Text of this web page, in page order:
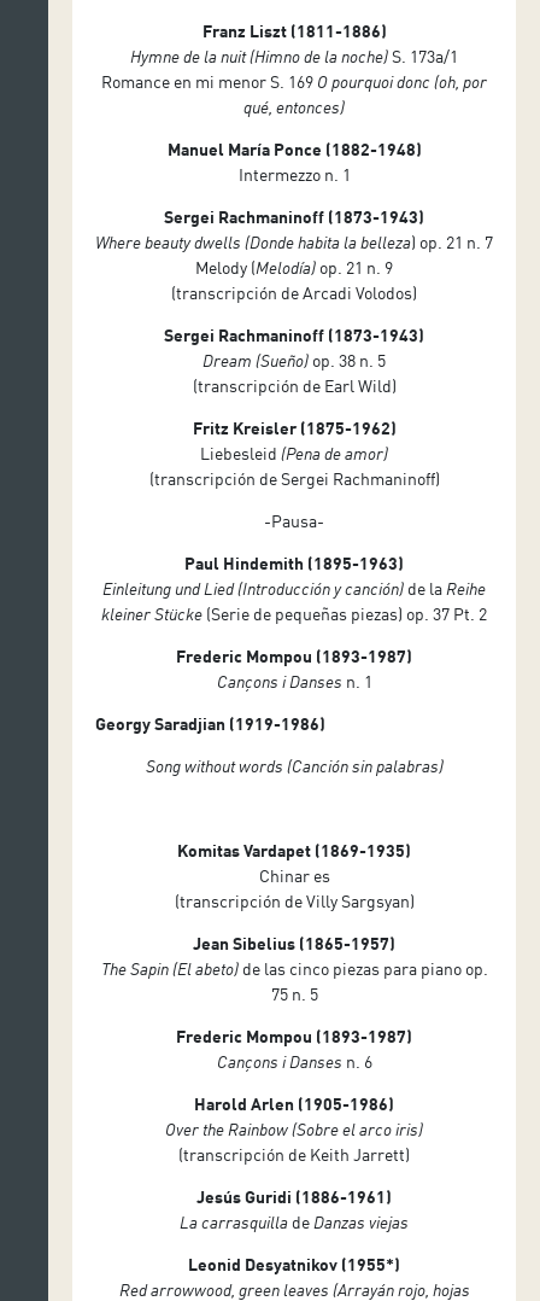
Franz Liszt (1811-1886)
Hymne de la nuit (Himno de la noche)S. 173a/1
Romance en mi menor S. 169 O pourquoi donc (oh, por
qué, entonces)
Manuel María Ponce (1882-1948)
Intermezzo n. 1
Sergei Rachmaninoff (1873-1943)
Where beauty dwells (Donde habita la belleza) op. 21 n. 7
Melody (Melodía) op. 21 n. 9
(transcripción de Arcadi Volodos)
Sergei Rachmaninoff (1873-1943)
Dream (Sueño) op. 38 n. 5
(transcripción de Earl Wild)
Fritz Kreisler (1875-1962)
Liebesleid (Pena de amor)
(transcripción de Sergei Rachmaninoff)
-Pausa-
Paul Hindemith (1895-1963)
Einleitung und Lied(Introducción y canción) de la Reihe
kleiner Stücke (Serie de pequeñas piezas) op. 37 Pt. 2
Frederic Mompou (1893-1987)
Cançons i Danses n. 1
Georgy Saradjian (1919-1986)
Song without words (Canción sin palabras)
Komitas Vardapet (1869-1935)
Chinar es
(transcripción de Villy Sargsyan)
Jean Sibelius (1865-1957)
The Sapin (El abeto)de las cinco piezas para piano op.
75 n. 5
Frederic Mompou (1893-1987)
Cançons i Danses n. 6
Harold Arlen (1905-1986)
Over the Rainbow (Sobre el arco iris)
(transcripción de Keith Jarrett)
Jesús Guridi (1886-1961)
La carrasquilla de Danzas viejas
Leonid Desyatnikov (1955*)
Red arrowwood, green leaves (Arrayán rojo, hojas